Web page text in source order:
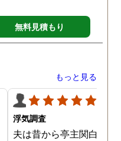
無料見積もり
もっと見る
浮気調査
夫は昔から亭主関白で、